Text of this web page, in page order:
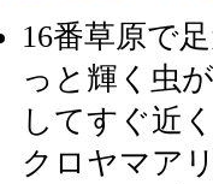
16番草原で
っと輝く虫
してすぐ近
クロヤマア